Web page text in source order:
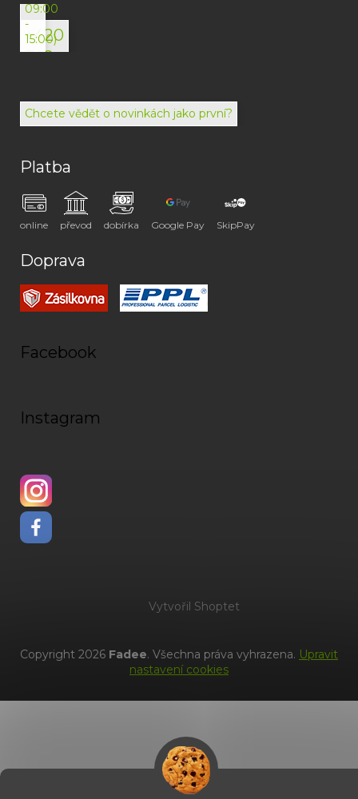
+420
792
072
09:00
-
15:00)
Chcete vědět o novinkách jako první?
Platba
online převod dobírka Google Pay SkipPay
Doprava
Facebook
Instagram
Vytvořil Shoptet
Copyright 2026 Fadee. Všechna práva vyhrazena. Upravit
nastavení cookies